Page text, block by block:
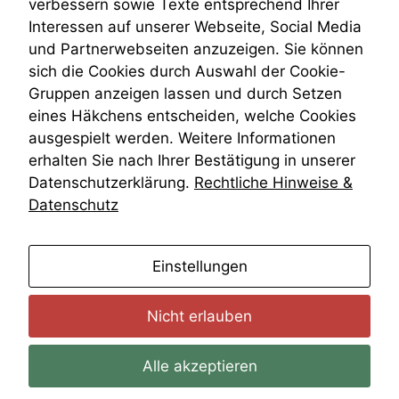
Wiederherstellungsanordnung
Zivilprozessordnung
ZPO
Zustellfiktion
Zuständigkeit
Öffentliches Personalrecht
Öffentlichkeitsprinzip
verbessern sowie Texte entsprechend Ihrer
Interessen auf unserer Webseite, Social Media
und Partnerwebseiten anzuzeigen. Sie können
sich die Cookies durch Auswahl der Cookie-
Gruppen anzeigen lassen und durch Setzen
eines Häkchens entscheiden, welche Cookies
ausgespielt werden. Weitere Informationen
erhalten Sie nach Ihrer Bestätigung in unserer
Datenschutzerklärung. Rechtliche Hinweise &
Datenschutz
Einstellungen
Nicht erlauben
Alle akzeptieren
Funktionalität
Einige
Funktionen auf
dieser Website
sind optional.
Wenn Sie
diese Option
deaktivieren,
Marketing
Wir speichern
um interne
marketingtechnische